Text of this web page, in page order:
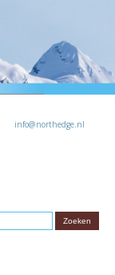
info@northedge.nl